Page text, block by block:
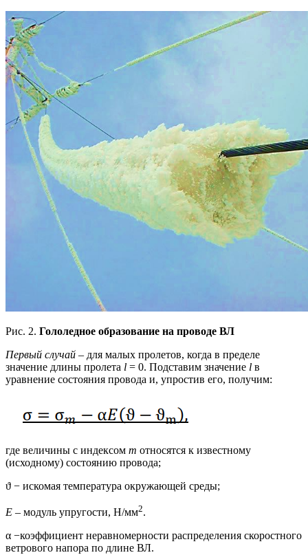
Рис. 2. Гололедное образование на проводе ВЛ
Первый случай – для малых пролетов, когда в пределе
значение длины пролета l = 0. Подставим значение l в
уравнение состояния провода и, упростив его, получим:
где величины с индексом m относятся к известному
(исходному) состоянию провода;
ϑ − искомая температура окружающей среды;
Е – модуль упругости, Н/мм2.
α −коэффициент неравномерности распределения скоростного
ветрового напора по длине ВЛ.